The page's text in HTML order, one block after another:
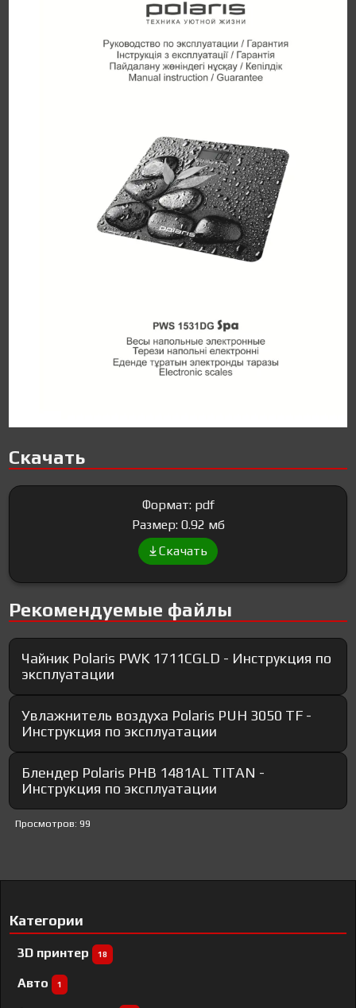
Скачать
Формат: pdf
Размер: 0.92 мб
Скачать
Рекомендуемые файлы
Чайник Polaris PWK 1711CGLD - Инструкция по
эксплуатации
Увлажнитель воздуха Polaris PUH 3050 TF -
Инструкция по эксплуатации
Блендер Polaris PHB 1481AL TITAN -
Инструкция по эксплуатации
Просмотров: 99
Категории
3D принтер 18
Авто 1